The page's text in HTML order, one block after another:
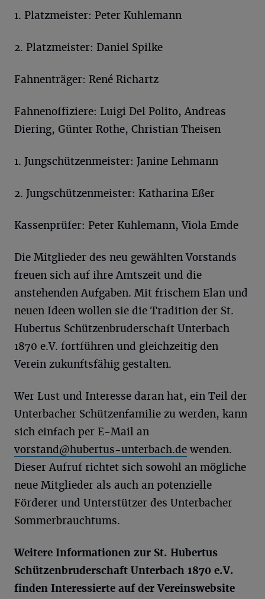
1. Platzmeister: Peter Kuhlemann
2. Platzmeister: Daniel Spilke
Fahnenträger: René Richartz
Fahnenoffiziere: Luigi Del Polito, Andreas
Diering, Günter Rothe, Christian Theisen
1. Jungschützenmeister: Janine Lehmann
2. Jungschützenmeister: Katharina Eßer
Kassenprüfer: Peter Kuhlemann, Viola Emde
Die Mitglieder des neu gewählten Vorstands
freuen sich auf ihre Amtszeit und die
anstehenden Aufgaben. Mit frischem Elan und
neuen Ideen wollen sie die Tradition der St.
Hubertus Schützenbruderschaft Unterbach
1870 e.V. fortführen und gleichzeitig den
Verein zukunftsfähig gestalten.
Wer Lust und Interesse daran hat, ein Teil der
Unterbacher Schützenfamilie zu werden, kann
sich einfach per E-Mail an
vorstand@hubertus-unterbach.de wenden.
Dieser Aufruf richtet sich sowohl an mögliche
neue Mitglieder als auch an potenzielle
Förderer und Unterstützer des Unterbacher
Sommerbrauchtums.
Weitere Informationen zur St. Hubertus
Schützenbruderschaft Unterbach 1870 e.V.
finden Interessierte auf der Vereinswebsite